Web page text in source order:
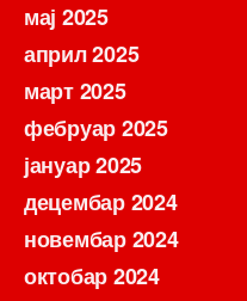
мај 2025
април 2025
март 2025
фебруар 2025
јануар 2025
децембар 2024
новембар 2024
октобар 2024